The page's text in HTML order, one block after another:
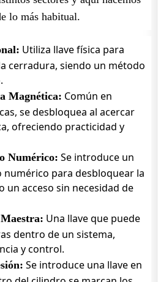
lo más habitual.
Utiliza llave física para
cerradura, siendo un método
Magnética: Común en
se desbloquea al acercar
ofreciendo practicidad y
Numérico: Se introduce un
numérico para desbloquear la
acceso sin necesidad de
Una llave que puede
dentro de un sistema,
y control.
Se introduce una llave en